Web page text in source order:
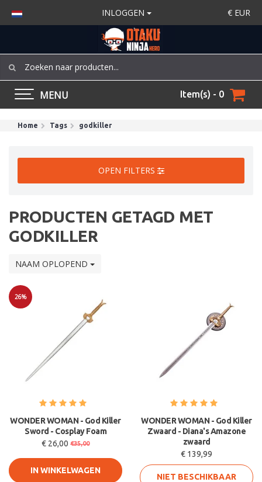
INLOGGEN € EUR
MENU Item(s) - 0
Home Tags godkiller
OPEN FILTERS
PRODUCTEN GETAGD MET
GODKILLER
NAAM OPLOPEND
26%
WONDER WOMAN - God Killer
Sword - Cosplay Foam
€ 26,00 €35,00
IN WINKELWAGEN
WONDER WOMAN - God Killer
Zwaard - Diana's Amazone
zwaard
€ 139,99
NIET BESCHIKBAAR